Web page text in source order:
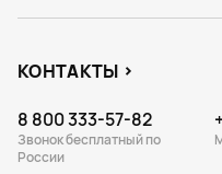
КОНТАКТЫ
8 800 333-57-82
Звонок бесплатный по
России